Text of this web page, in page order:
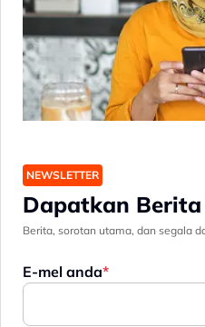
NEWSLETTER
Dapatkan
Berita, sorotan utama, dan segala
E-mel anda